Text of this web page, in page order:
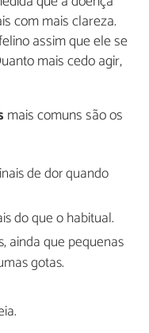
com mais clareza.
assim que ele se
mais cedo agir,
mais comuns são os
de dor quando
do que o habitual.
ainda que pequenas
gotas.